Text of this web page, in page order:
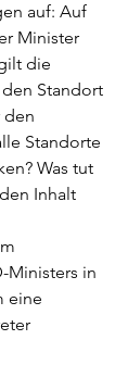
auf: Auf
Minister
die
Standort
den
Standorte
Was tut
Inhalt
Ministers in
eine